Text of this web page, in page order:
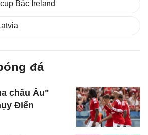
Bắc Ireland
đá
châu Âu"
Điển